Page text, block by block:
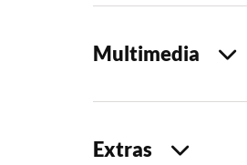
Multimedia
Extras